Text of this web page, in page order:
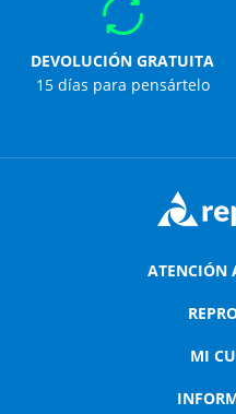
DEVOLUCIÓN GRATUITA
15 días para pensártelo
ATENCIÓN
MI